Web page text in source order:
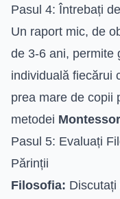
Pasul 4: Întrebați
Un raport mic, de
de 3-6 ani, permite
individuală fiecărui
prea mare de copii
metodei
Pasul 5: Evaluați
Părinții
Filosofia: